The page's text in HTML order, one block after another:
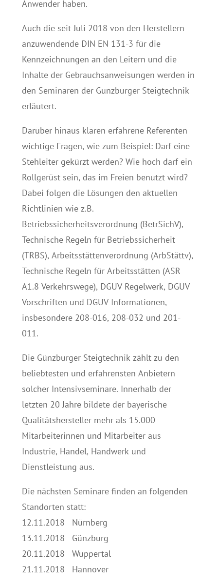
Anwender haben.
Auch die seit Juli 2018 von den Herstellern
anzuwendende DIN EN 131-3 für die
Kennzeichnungen an den Leitern und die
Inhalte der Gebrauchsanweisungen werden in
den Seminaren der Günzburger Steigtechnik
erläutert.
Darüber hinaus klären erfahrene Referenten
wichtige Fragen, wie zum Beispiel: Darf eine
Stehleiter gekürzt werden? Wie hoch darf ein
Rollgerüst sein, das im Freien benutzt wird?
Dabei folgen die Lösungen den aktuellen
Richtlinien wie z.B.
Betriebssicherheitsverordnung (BetrSichV),
Technische Regeln für Betriebssicherheit
(TRBS), Arbeitsstättenverordnung (ArbStättv),
Technische Regeln für Arbeitsstätten (ASR
A1.8 Verkehrswege), DGUV Regelwerk, DGUV
Vorschriften und DGUV Informationen,
insbesondere 208-016, 208-032 und 201-
011.
Die Günzburger Steigtechnik zählt zu den
beliebtesten und erfahrensten Anbietern
solcher Intensivseminare. Innerhalb der
letzten 20 Jahre bildete der bayerische
Qualitätshersteller mehr als 15.000
Mitarbeiterinnen und Mitarbeiter aus
Industrie, Handel, Handwerk und
Dienstleistung aus.
Die nächsten Seminare finden an folgenden
Standorten statt:
12.11.2018 Nürnberg
13.11.2018 Günzburg
20.11.2018 Wuppertal
21.11.2018 Hannover